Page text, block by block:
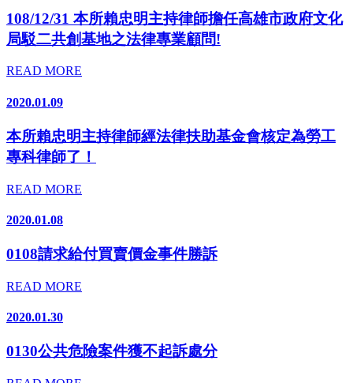
108/12/31 本所賴忠明主持律師擔任高雄市政府文化
局駁二共創基地之法律專業顧問!
READ MORE
2020.01.09
本所賴忠明主持律師經法律扶助基金會核定為勞工
專科律師了！
READ MORE
2020.01.08
0108請求給付買賣價金事件勝訴
READ MORE
2020.01.30
0130公共危險案件獲不起訴處分